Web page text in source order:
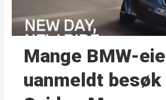
Mange BMW-
uanmeldt besøk